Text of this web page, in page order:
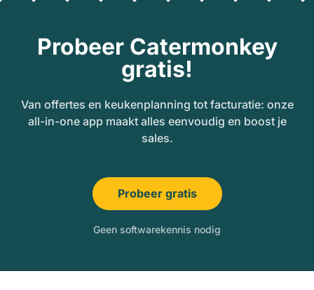
Probeer Catermonkey
gratis!
Van offertes en keukenplanning tot facturatie: onze
all-in-one app maakt alles eenvoudig en boost je
sales.
Probeer gratis
Geen softwarekennis nodig